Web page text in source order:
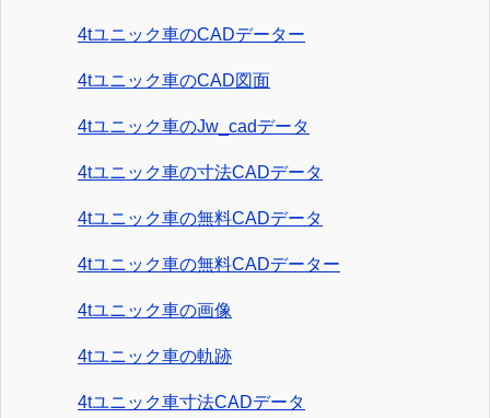
4tユニック車のCADデーター
4tユニック車のCAD図面
4tユニック車のJw_cadデータ
4tユニック車の寸法CADデータ
4tユニック車の無料CADデータ
4tユニック車の無料CADデーター
4tユニック車の画像
4tユニック車の軌跡
4tユニック車寸法CADデータ